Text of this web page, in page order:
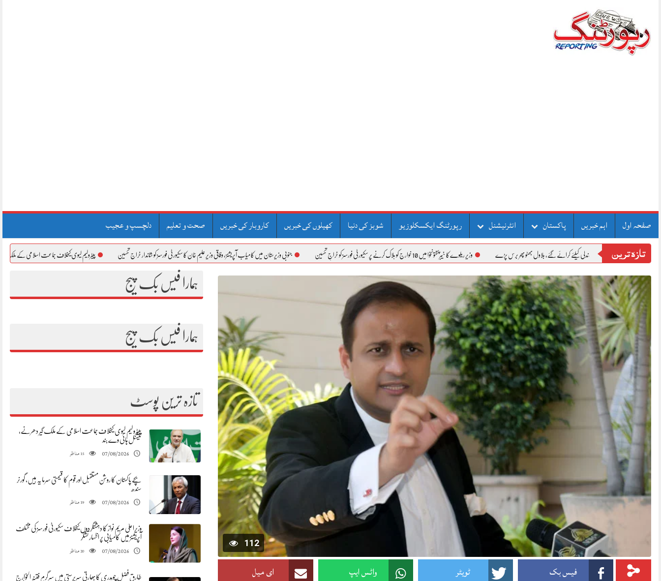
صفحہ اول اہم خبریں پاکستان انٹرنیشنل رپورٹنگ ایکسکلوزیو شوبز کی دنیا کھیلوں کی خبریں کاروبار کی خبریں صحت و تعلیم دلچسپ و عجیب
تازہ ترین
مرحلہ وار الیکشن دھاندلی کیلئے کرائے گئے، بلاول بھٹو پھر برس پڑے وزیر ریلوے کا خیبرپختونخوا میں 10 خوارج کو ہلاک کرنے پر سکیورٹی فورسز کو خراجِ تحسین جنوبی وزیرستان میں کامیاب آپریشنز، وفاقی وزیر علیم خان کا سکیورٹی فورسز کو شاندار خراج تحسین پیٹرولیم لیوی کیخلاف جماعت اسلامی کے ملک گیر دھرنے، نیشنل
ہمارا فیس بک پیج
ہمارا فیس بک پیج
تازہ ترین پوسٹ
پیٹرولیم لیوی کیخلاف جماعت اسلامی کے ملک گیر دھرنے،
نیشنل ہائی وے بند
07/08/2026
15مناظر
بچے پاکستان کا روشن مستقبل اور قوم کا قیمتی سرمایہ ہیں، گورنر
سندھ
07/08/2026
19مناظر
وزیراعلیٰ مریم نواز کا دہشتگردوں کیخلاف سکیورٹی فورسز کی مختلف
آپریشنز میں کامیابی پر اظہار تشکر
07/08/2026
20مناظر
طارق فضل چوہدری کابھارتی سرپرستی میں سرگرم فتنہ الخوارج
112
فیس بک ٹویٹر واٹس ایپ ای میل